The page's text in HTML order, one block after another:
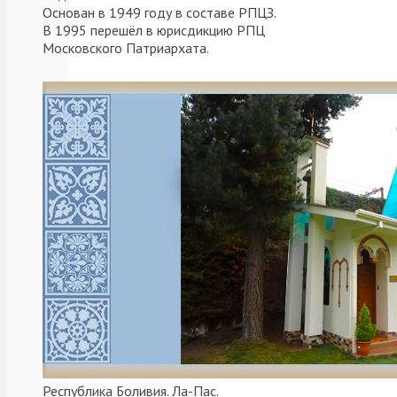
Основан в 1949 году в составе РПЦЗ.
В 1995 перешёл в юрисдикцию РПЦ
Московского Патриархата.
Республика Боливия. Ла-Пас.
Казанской
иконы
Матери
открыт
желающих
честь
Дня
культурного
наследия
Чили
del